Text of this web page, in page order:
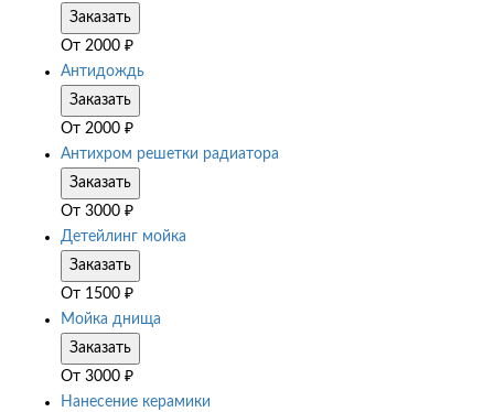
Заказать
От 2000 ₽
Антидождь
Заказать
От 2000 ₽
Антихром решетки радиатора
Заказать
От 3000 ₽
Детейлинг мойка
Заказать
От 1500 ₽
Мойка днища
Заказать
От 3000 ₽
Нанесение керамики